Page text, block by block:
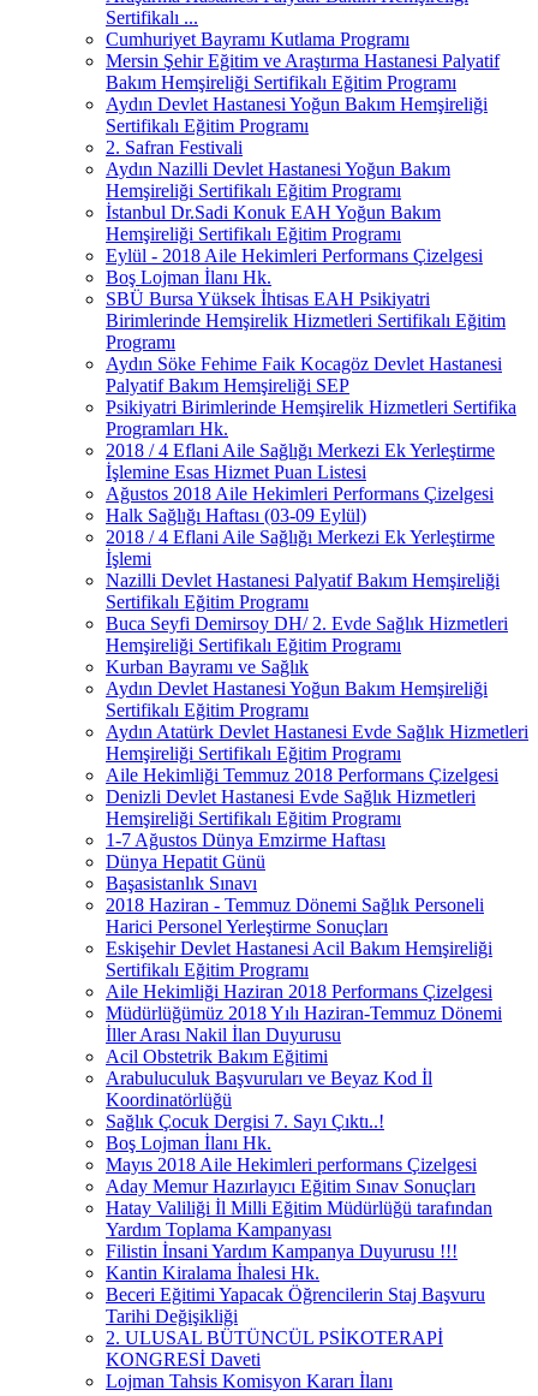
Sertifikalı ...
Cumhuriyet Bayramı Kutlama Programı
Mersin Şehir Eğitim ve Araştırma Hastanesi Palyatif
Bakım Hemşireliği Sertifikalı Eğitim Programı
Aydın Devlet Hastanesi Yoğun Bakım Hemşireliği
Sertifikalı Eğitim Programı
2. Safran Festivali
Aydın Nazilli Devlet Hastanesi Yoğun Bakım
Hemşireliği Sertifikalı Eğitim Programı
İstanbul Dr.Sadi Konuk EAH Yoğun Bakım
Hemşireliği Sertifikalı Eğitim Programı
Eylül - 2018 Aile Hekimleri Performans Çizelgesi
Boş Lojman İlanı Hk.
SBÜ Bursa Yüksek İhtisas EAH Psikiyatri
Birimlerinde Hemşirelik Hizmetleri Sertifikalı Eğitim
Programı
Aydın Söke Fehime Faik Kocagöz Devlet Hastanesi
Palyatif Bakım Hemşireliği SEP
Psikiyatri Birimlerinde Hemşirelik Hizmetleri Sertifika
Programları Hk.
2018 / 4 Eflani Aile Sağlığı Merkezi Ek Yerleştirme
İşlemine Esas Hizmet Puan Listesi
Ağustos 2018 Aile Hekimleri Performans Çizelgesi
Halk Sağlığı Haftası (03-09 Eylül)
2018 / 4 Eflani Aile Sağlığı Merkezi Ek Yerleştirme
İşlemi
Nazilli Devlet Hastanesi Palyatif Bakım Hemşireliği
Sertifikalı Eğitim Programı
Buca Seyfi Demirsoy DH/ 2. Evde Sağlık Hizmetleri
Hemşireliği Sertifikalı Eğitim Programı
Kurban Bayramı ve Sağlık
Aydın Devlet Hastanesi Yoğun Bakım Hemşireliği
Sertifikalı Eğitim Programı
Aydın Atatürk Devlet Hastanesi Evde Sağlık Hizmetleri
Hemşireliği Sertifikalı Eğitim Programı
Aile Hekimliği Temmuz 2018 Performans Çizelgesi
Denizli Devlet Hastanesi Evde Sağlık Hizmetleri
Hemşireliği Sertifikalı Eğitim Programı
1-7 Ağustos Dünya Emzirme Haftası
Dünya Hepatit Günü
Başasistanlık Sınavı
2018 Haziran - Temmuz Dönemi Sağlık Personeli
Harici Personel Yerleştirme Sonuçları
Eskişehir Devlet Hastanesi Acil Bakım Hemşireliği
Sertifikalı Eğitim Programı
Aile Hekimliği Haziran 2018 Performans Çizelgesi
Müdürlüğümüz 2018 Yılı Haziran-Temmuz Dönemi
İller Arası Nakil İlan Duyurusu
Acil Obstetrik Bakım Eğitimi
Arabuluculuk Başvuruları ve Beyaz Kod İl
Koordinatörlüğü
Sağlık Çocuk Dergisi 7. Sayı Çıktı..!
Boş Lojman İlanı Hk.
Mayıs 2018 Aile Hekimleri performans Çizelgesi
Aday Memur Hazırlayıcı Eğitim Sınav Sonuçları
Hatay Valiliği İl Milli Eğitim Müdürlüğü tarafından
Yardım Toplama Kampanyası
Filistin İnsani Yardım Kampanya Duyurusu !!!
Kantin Kiralama İhalesi Hk.
Beceri Eğitimi Yapacak Öğrencilerin Staj Başvuru
Tarihi Değişikliği
2. ULUSAL BÜTÜNCÜL PSİKOTERAPİ
KONGRESİ Daveti
Lojman Tahsis Komisyon Kararı İlanı